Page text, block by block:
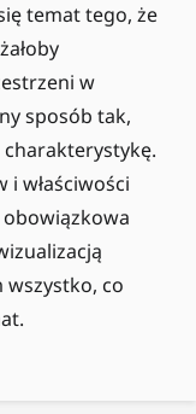
temat tego, że
w
sposób tak,
właściwości
co